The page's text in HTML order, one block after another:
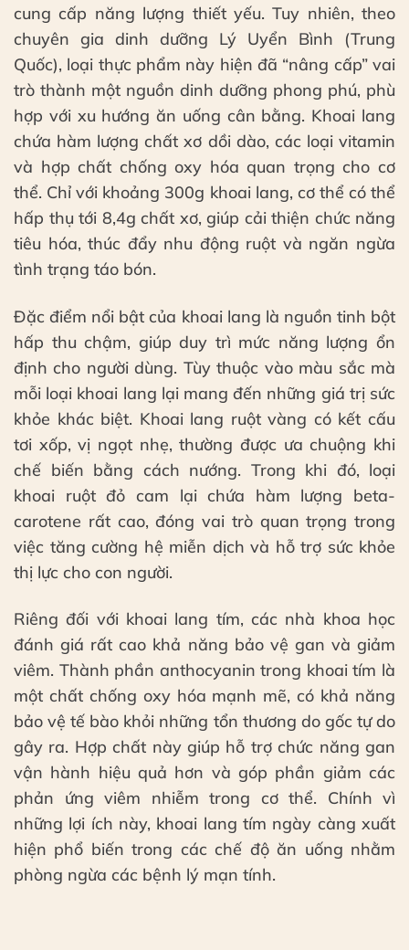
cung cấp năng lượng thiết yếu. Tuy nhiên, theo
chuyên gia dinh dưỡng Lý Uyển Bình (Trung
Quốc), loại thực phẩm này hiện đã “nâng cấp” vai
trò thành một nguồn dinh dưỡng phong phú, phù
hợp với xu hướng ăn uống cân bằng. Khoai lang
chứa hàm lượng chất xơ dồi dào, các loại vitamin
và hợp chất chống oxy hóa quan trọng cho cơ
thể. Chỉ với khoảng 300g khoai lang, cơ thể có thể
hấp thụ tới 8,4g chất xơ, giúp cải thiện chức năng
tiêu hóa, thúc đẩy nhu động ruột và ngăn ngừa
tình trạng táo bón.
Đặc điểm nổi bật của khoai lang là nguồn tinh bột
hấp thu chậm, giúp duy trì mức năng lượng ổn
định cho người dùng. Tùy thuộc vào màu sắc mà
mỗi loại khoai lang lại mang đến những giá trị sức
khỏe khác biệt. Khoai lang ruột vàng có kết cấu
tơi xốp, vị ngọt nhẹ, thường được ưa chuộng khi
chế biến bằng cách nướng. Trong khi đó, loại
khoai ruột đỏ cam lại chứa hàm lượng beta-
carotene rất cao, đóng vai trò quan trọng trong
việc tăng cường hệ miễn dịch và hỗ trợ sức khỏe
thị lực cho con người.
Riêng đối với khoai lang tím, các nhà khoa học
đánh giá rất cao khả năng bảo vệ gan và giảm
viêm. Thành phần anthocyanin trong khoai tím là
một chất chống oxy hóa mạnh mẽ, có khả năng
bảo vệ tế bào khỏi những tổn thương do gốc tự do
gây ra. Hợp chất này giúp hỗ trợ chức năng gan
vận hành hiệu quả hơn và góp phần giảm các
phản ứng viêm nhiễm trong cơ thể. Chính vì
những lợi ích này, khoai lang tím ngày càng xuất
hiện phổ biến trong các chế độ ăn uống nhằm
phòng ngừa các bệnh lý mạn tính.